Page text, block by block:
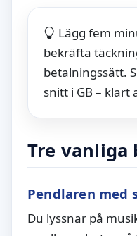
Lägg fem
bekräfta
betalningssätt.
snitt i GB – klart
Tre vanliga
Pendlaren med
Du lyssnar på